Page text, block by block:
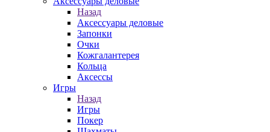
Назад
Аксессуары деловые
Запонки
Очки
Кожгалантерея
Кольца
Аксессы
Игры
Назад
Игры
Покер